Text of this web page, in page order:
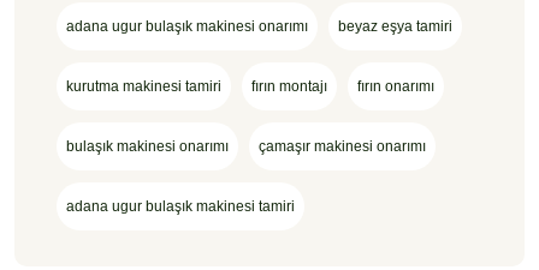
adana ugur bulaşık makinesi onarımı beyaz eşya tamiri
kurutma makinesi tamiri fırın montajı fırın onarımı
bulaşık makinesi onarımı çamaşır makinesi onarımı
adana ugur bulaşık makinesi tamiri